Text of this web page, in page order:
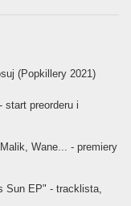
(Popkillery 2021)
start preorderu i
Wane... - premiery
Sun EP" - tracklista,